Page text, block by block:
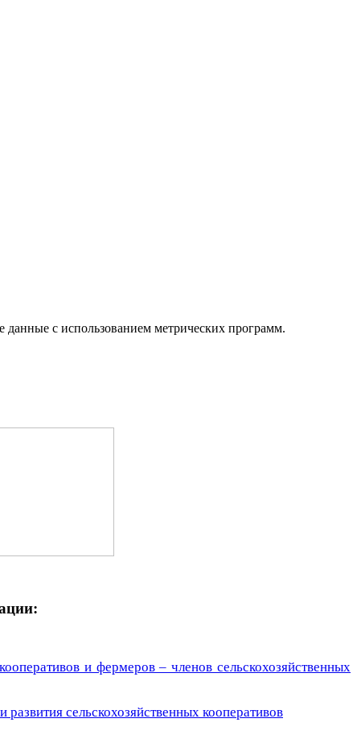
с использованием метрических программ.
и фермеров – членов сельскохозяйственных
сельскохозяйственных кооперативов